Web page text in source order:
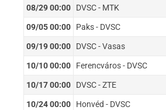
08/29 00:00 DVSC - MTK
09/05 00:00 Paks - DVSC
09/19 00:00 DVSC - Vasas
10/10 00:00 Ferencváros - DVSC
10/17 00:00 DVSC - ZTE
10/24 00:00 Honvéd - DVSC